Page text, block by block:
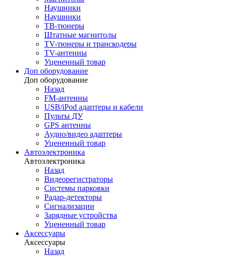
Наушники
Наушники
ТВ-тюнеры
Штатные магнитолы
TV-тюнеры и транскодеры
TV-антенны
Уцененный товар
Доп оборудование
Доп оборудование
Назад
FM-антенны
USB/iPod адаптеры и кабели
Пульты ДУ
GPS антенны
Аудио/видео адаптеры
Уцененный товар
Автоэлектроника
Автоэлектроника
Назад
Видеорегистраторы
Системы парковки
Радар-детекторы
Сигнализации
Зарядные устройства
Уцененный товар
Аксессуары
Аксессуары
Назад